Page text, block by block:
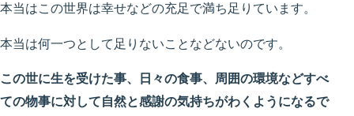
本当はこの世界は幸せなどの充足で満ち足りています。
本当は何一つとして足りないことなどないのです。
この世に生を受けた事、日々の食事、周囲の環境などすべ
ての物事に対して自然と感謝の気持ちがわくようになるで